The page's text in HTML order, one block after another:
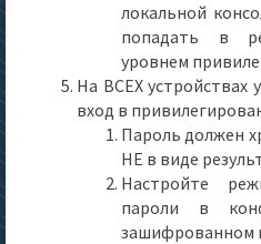
локальной
попадать в
уровнем
На ВСЕХ устройствах
вход в
Пароль должен
НЕ в виде
Настройте
пароли в
зашифрованном